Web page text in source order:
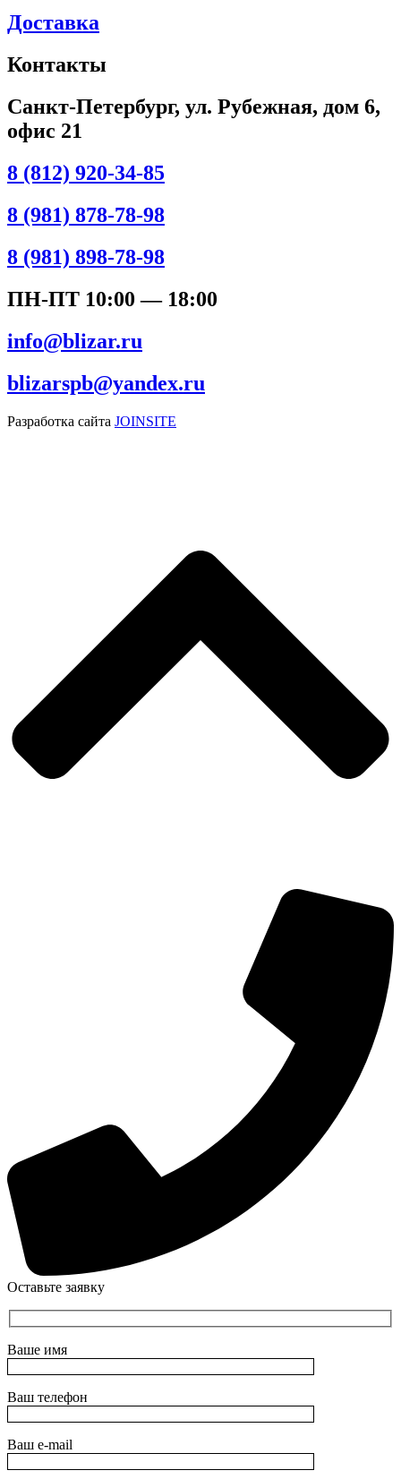
Доставка
Контакты
Санкт-Петербург, ул. Рубежная, дом 6,
офис 21
8 (812) 920-34-85
8 (981) 878-78-98
8 (981) 898-78-98
ПН-ПТ 10:00 — 18:00
info@blizar.ru
blizarspb@yandex.ru
Разработка сайта JOINSITE
Оставьте заявку
Ваше имя
Ваш телефон
Ваш e-mail